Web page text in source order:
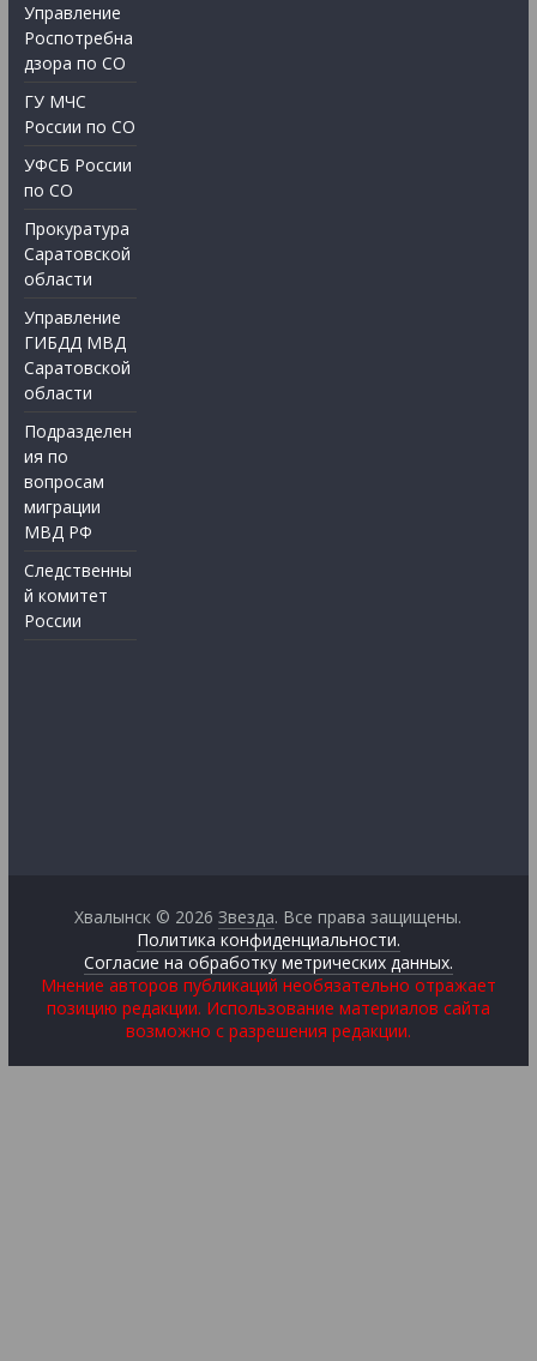
Управление
Роспотребна
дзора по СО
ГУ МЧС
России по СО
УФСБ России
по СО
Прокуратура
Саратовской
области
Управление
ГИБДД МВД
Саратовской
области
Подразделен
ия по
вопросам
миграции
МВД РФ
Следственны
й комитет
России
Хвалынск © 2026Звезда. Все права защищены.
Политика конфиденциальности.
Согласие на обработку метрических данных.
Мнение авторов публикаций необязательно отражает
позицию редакции. Использование материалов сайта
возможно с разрешения редакции.